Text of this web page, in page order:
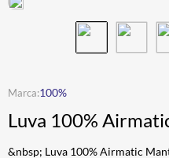
100%
Luva 100%
&nbsp; Luva 100% Airmatic
BOTA
4º ÓCULOS SOLAR
5º LUVA
6º BAU